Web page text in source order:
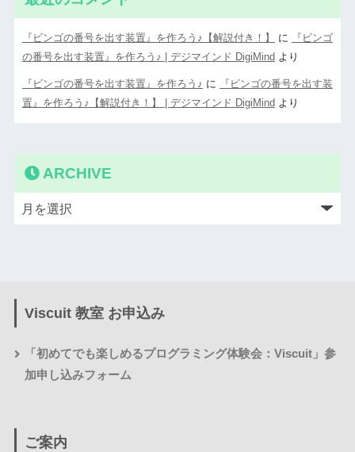
『ビンゴの番号を出す装置』を作ろう♪【解説付き！】 に
『ビンゴ
の番号を出す装置』を作ろう♪ | デジマインド DigiMind より
『ビンゴの番号を出す装置』を作ろう♪ に
『ビンゴの番号を出す装
置』を作ろう♪【解説付き！】 | デジマインド DigiMind より
ARCHIVE
Viscuit 教室 お申込み
「初めてでも楽しめるプログラミング体験会：Viscuit」参
加申し込みフォーム
ご案内